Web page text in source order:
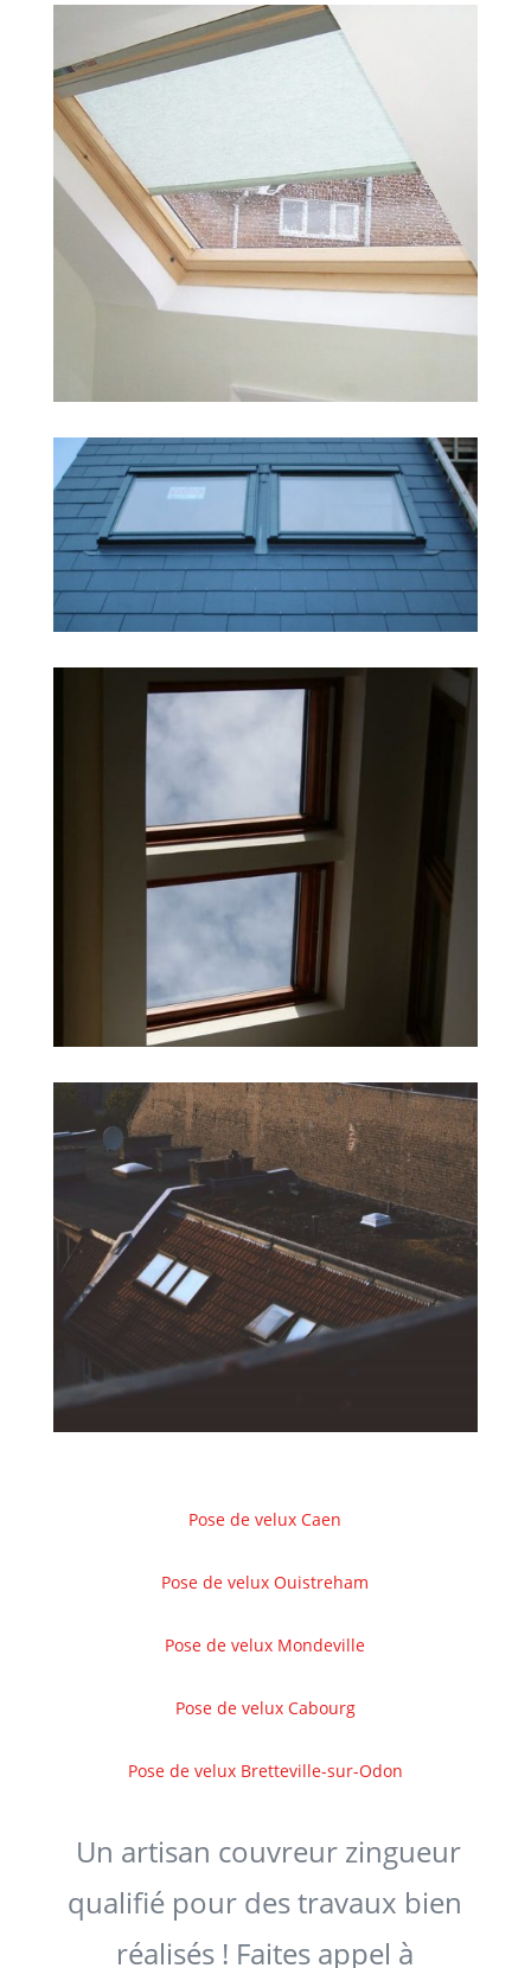
Pose de velux Caen
Pose de velux Ouistreham
Pose de velux Mondeville
Pose de velux Cabourg
Pose de velux Bretteville-sur-Odon
Un artisan couvreur zingueur
qualifié pour des travaux bien
réalisés ! Faites appel à